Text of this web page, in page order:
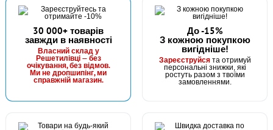
#KC0055
В наявності
32 грн 2 шт.
КУПИТИ
Фідерні конектори METHOD FEEDER CONNECTOR 5шт
30 000+ товарів
завжди в наявності
Власний склад у
Решетилівці — без
очікування, без відмов.
Ми не дропшипінг, ми
справжній магазин.
До -15%
З кожною покупкою
вигідніше!
Зареєструйсята отримуй
персональні знижки, які
ростуть разом з твоїми
замовленнями.